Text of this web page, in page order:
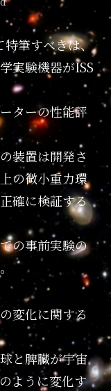
特筆すべきは、
実験機器がISS
ターの性能評
装置は開発さ
の微小重力環
確に検証する
の事前実験の
変化に関する
と脾臓が宇宙
ように変化す